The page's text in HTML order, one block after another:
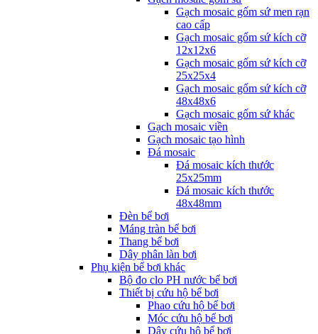
Gạch mosaic gốm sứ men rạn
cao cấp
Gạch mosaic gốm sứ kích cỡ
12x12x6
Gạch mosaic gốm sứ kích cỡ
25x25x4
Gạch mosaic gốm sứ kích cỡ
48x48x6
Gạch mosaic gốm sứ khác
Gạch mosaic viền
Gạch mosaic tạo hình
Đá mosaic
Đá mosaic kích thước
25x25mm
Đá mosaic kích thước
48x48mm
Đèn bể bơi
Máng tràn bể bơi
Thang bể bơi
Dây phân làn bơi
Phụ kiện bể bơi khác
Bộ đo clo PH nước bể bơi
Thiết bị cứu hộ bể bơi
Phao cứu hộ bể bơi
Móc cứu hộ bể bơi
Dây cứu hộ bể bơi